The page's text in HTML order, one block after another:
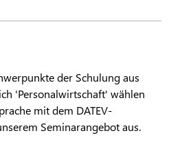
der Schulung aus
'Personalwirtschaft' wählen
mit dem DATEV-
Seminarangebot aus.